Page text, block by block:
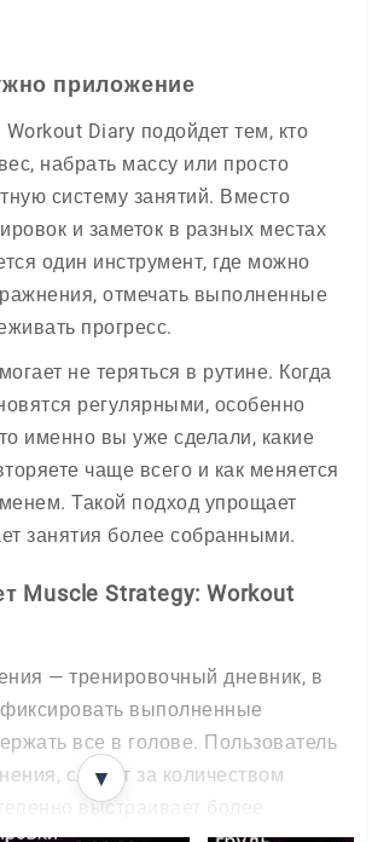
приложение
Diary подойдет тем, кто
набрать массу или просто
систему занятий. Вместо
и заметок в разных местах
один инструмент, где можно
отмечать выполненные
прогресс.
не теряться в рутине. Когда
регулярными, особенно
именно вы уже сделали, какие
чаще всего и как меняется
Такой подход упрощает
занятия более собранными.
Muscle Strategy: Workout
— тренировочный дневник, в
выполненные
все в голове. Пользователь
следит за количеством
выстраивает более
▼